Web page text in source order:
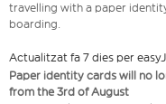
travelling with a paper
boarding.
Actualitzat fa 7 dies per
Paper identity cards will no
from the 3rd of August